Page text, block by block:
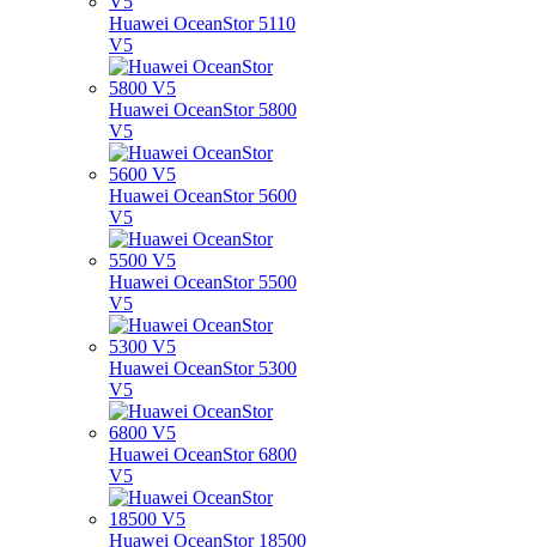
Huawei OceanStor 5110
V5
Huawei OceanStor 5800
V5
Huawei OceanStor 5600
V5
Huawei OceanStor 5500
V5
Huawei OceanStor 5300
V5
Huawei OceanStor 6800
V5
Huawei OceanStor 18500